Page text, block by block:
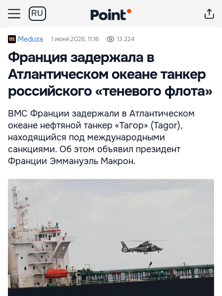
RU
Meduza 1 июня 2026, 11:16 13 224
Франция задержала в
Атлантическом океане танкер
российского «теневого флота»
ВМС Франции задержали в Атлантическом
океане нефтяной танкер «Тагор» (Tagor),
находящийся под международными
санкциями. Об этом объявил президент
Франции Эммануэль Макрон.